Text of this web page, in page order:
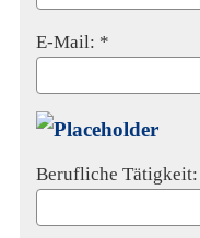
E-Mail: *
Berufliche Tätigkeit: